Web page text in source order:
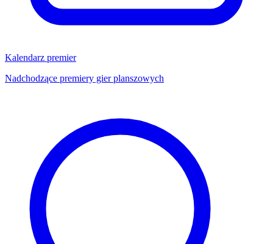
Kalendarz premier
Nadchodzące premiery gier planszowych